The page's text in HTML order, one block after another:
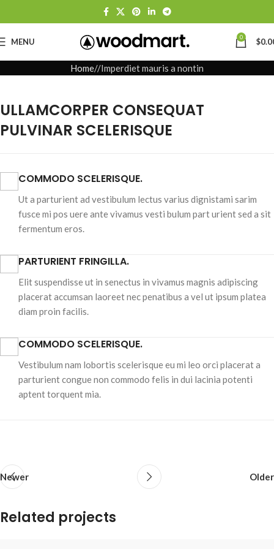
MENU 0 $
Home Imperdiet mauris a nontin
ULLAMCORPER CONSEQUAT
PULVINAR SCELERISQUE
COMMODO SCELERISQUE.
Ut a parturient ad vestibulum lectus varius dignistami sarim
fusce mi pos uere ante vivamus vesti bulum part urient sed a sit
fermentum eros.
PARTURIENT FRINGILLA.
Elit suspendisse ut in senectus in vivamus magnis adipiscing
placerat accumsan laoreet nec penatibus a vel ut ipsum platea
diam proin facilis.
COMMODO SCELERISQUE.
Vestibulum nam lobortis scelerisque eu mi leo orci placerat a
parturient congue non commodo felis in dui lacinia potenti
aptent torquent mia.
Newer Older
Related projects